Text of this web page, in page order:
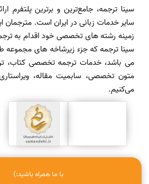
سینا ترجمه، جامع‌ترین و برترین پلتفرم
سایر خدمات زبانی در ایران است. مترجمان
زمینه رشته های تخصصی خود اقدام به
سینا ترجمه که جزء زیرشاخه های مجموعه
می باشد، خدمات ترجمه تخصصی کتاب،
متون تخصصی، سابمیت مقاله،
می‌کنیم.
با ما همراه باشید:)